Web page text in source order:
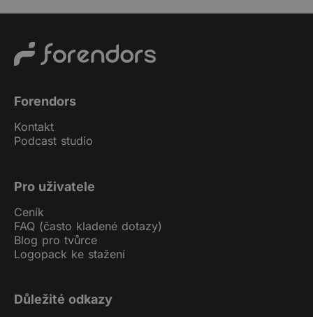
Forendors
Kontakt
Podcast studio
Pro uživatele
Ceník
FAQ (často kladené dotazy)
Blog pro tvůrce
Logopack ke stažení
Důležité odkazy